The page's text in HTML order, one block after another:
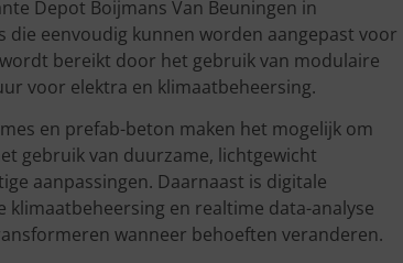
Depot Boijmans Van Beuningen in
eenvoudig kunnen worden aangepast voor
bereikt door het gebruik van modulaire
voor elektra en klimaatbeheersing.
en prefab-beton maken het mogelijk om
gebruik van duurzame, lichtgewicht
aanpassingen. Daarnaast is digitale
en realtime data-analyse
wanneer behoeften veranderen.